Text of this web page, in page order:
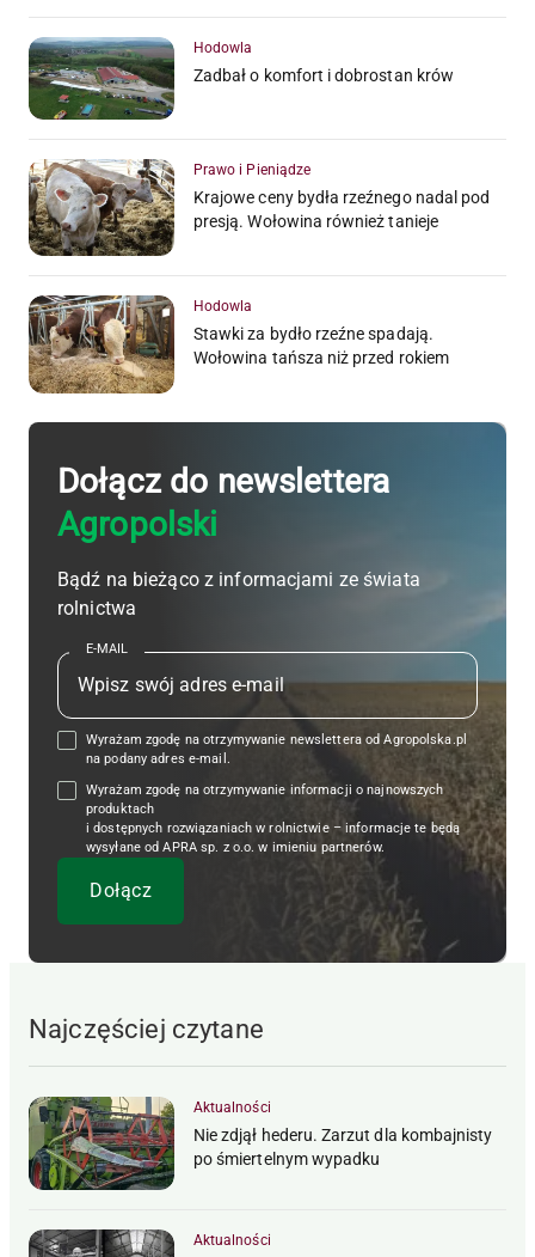
Hodowla
Zadbał o komfort i dobrostan krów
Prawo i Pieniądze
Krajowe ceny bydła rzeźnego nadal pod
presją. Wołowina również tanieje
Hodowla
Stawki za bydło rzeźne spadają.
Wołowina tańsza niż przed rokiem
Dołącz do newslettera
Agropolski
Bądź na bieżąco z informacjami ze świata
rolnictwa
E-MAIL
Wyrażam zgodę na otrzymywanie newslettera od Agropolska.pl
na podany adres e-mail.
Wyrażam zgodę na otrzymywanie informacji o najnowszych
produktach
i dostępnych rozwiązaniach w rolnictwie – informacje te będą
wysyłane od APRA sp. z o.o. w imieniu partnerów.
Najczęściej czytane
Aktualności
Nie zdjął hederu. Zarzut dla kombajnisty
po śmiertelnym wypadku
Aktualności